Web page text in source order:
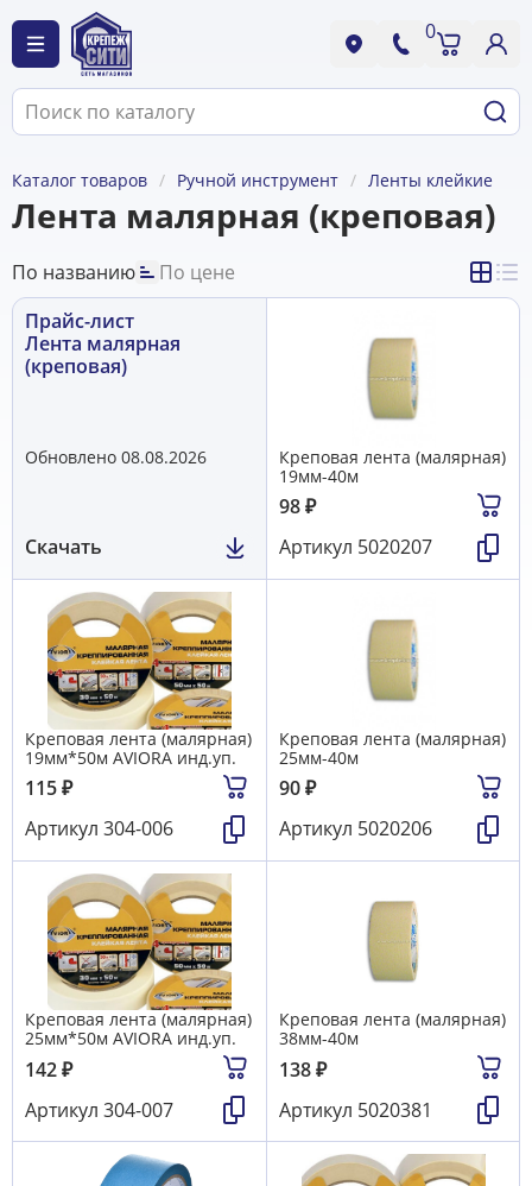
0
Каталог товаров Ручной инструмент Ленты клейкие
Лента малярная (креповая)
По названию
По цене
Прайс-лист
Лента малярная
(креповая)
Обновлено 08.08.2026
Скачать
Креповая лента (малярная)
19мм-40м
98₽
Артикул 5020207
Креповая лента (малярная)
19мм*50м AVIORA инд.уп.
115₽
Артикул 304-006
Креповая лента (малярная)
25мм-40м
90₽
Артикул 5020206
Креповая лента (малярная)
25мм*50м AVIORA инд.уп.
142₽
Артикул 304-007
Креповая лента (малярная)
38мм-40м
138₽
Артикул 5020381